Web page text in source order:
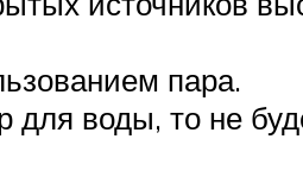
пара.
воды, то не